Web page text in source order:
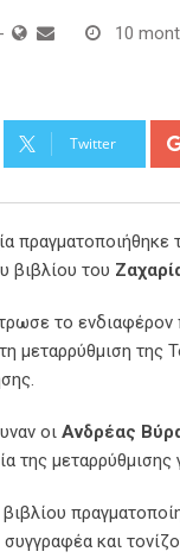
- 10
Twitter
βιβλίου του
το ενδιαφέρον
μεταρρύθμιση της
οι Ανδρέας
της
συγγραφέα και